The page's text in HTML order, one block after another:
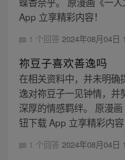
App 立享精彩内容！
1 个回答 2024年08月04日
祢豆子喜欢善逸吗
在相关资料中，并未明确
逸对祢豆子一见钟情，并
深厚的情感羁绊。 原漫
钮下载 App 立享精彩内容
1 个回答 2024年08月04日